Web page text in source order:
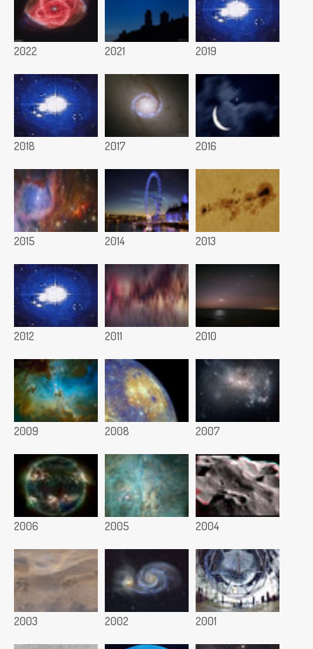
2022 2021 2019
2018 2017 2016
2015 2014 2013
2012 2011 2010
2009 2008 2007
2006 2005 2004
2003 2002 2001